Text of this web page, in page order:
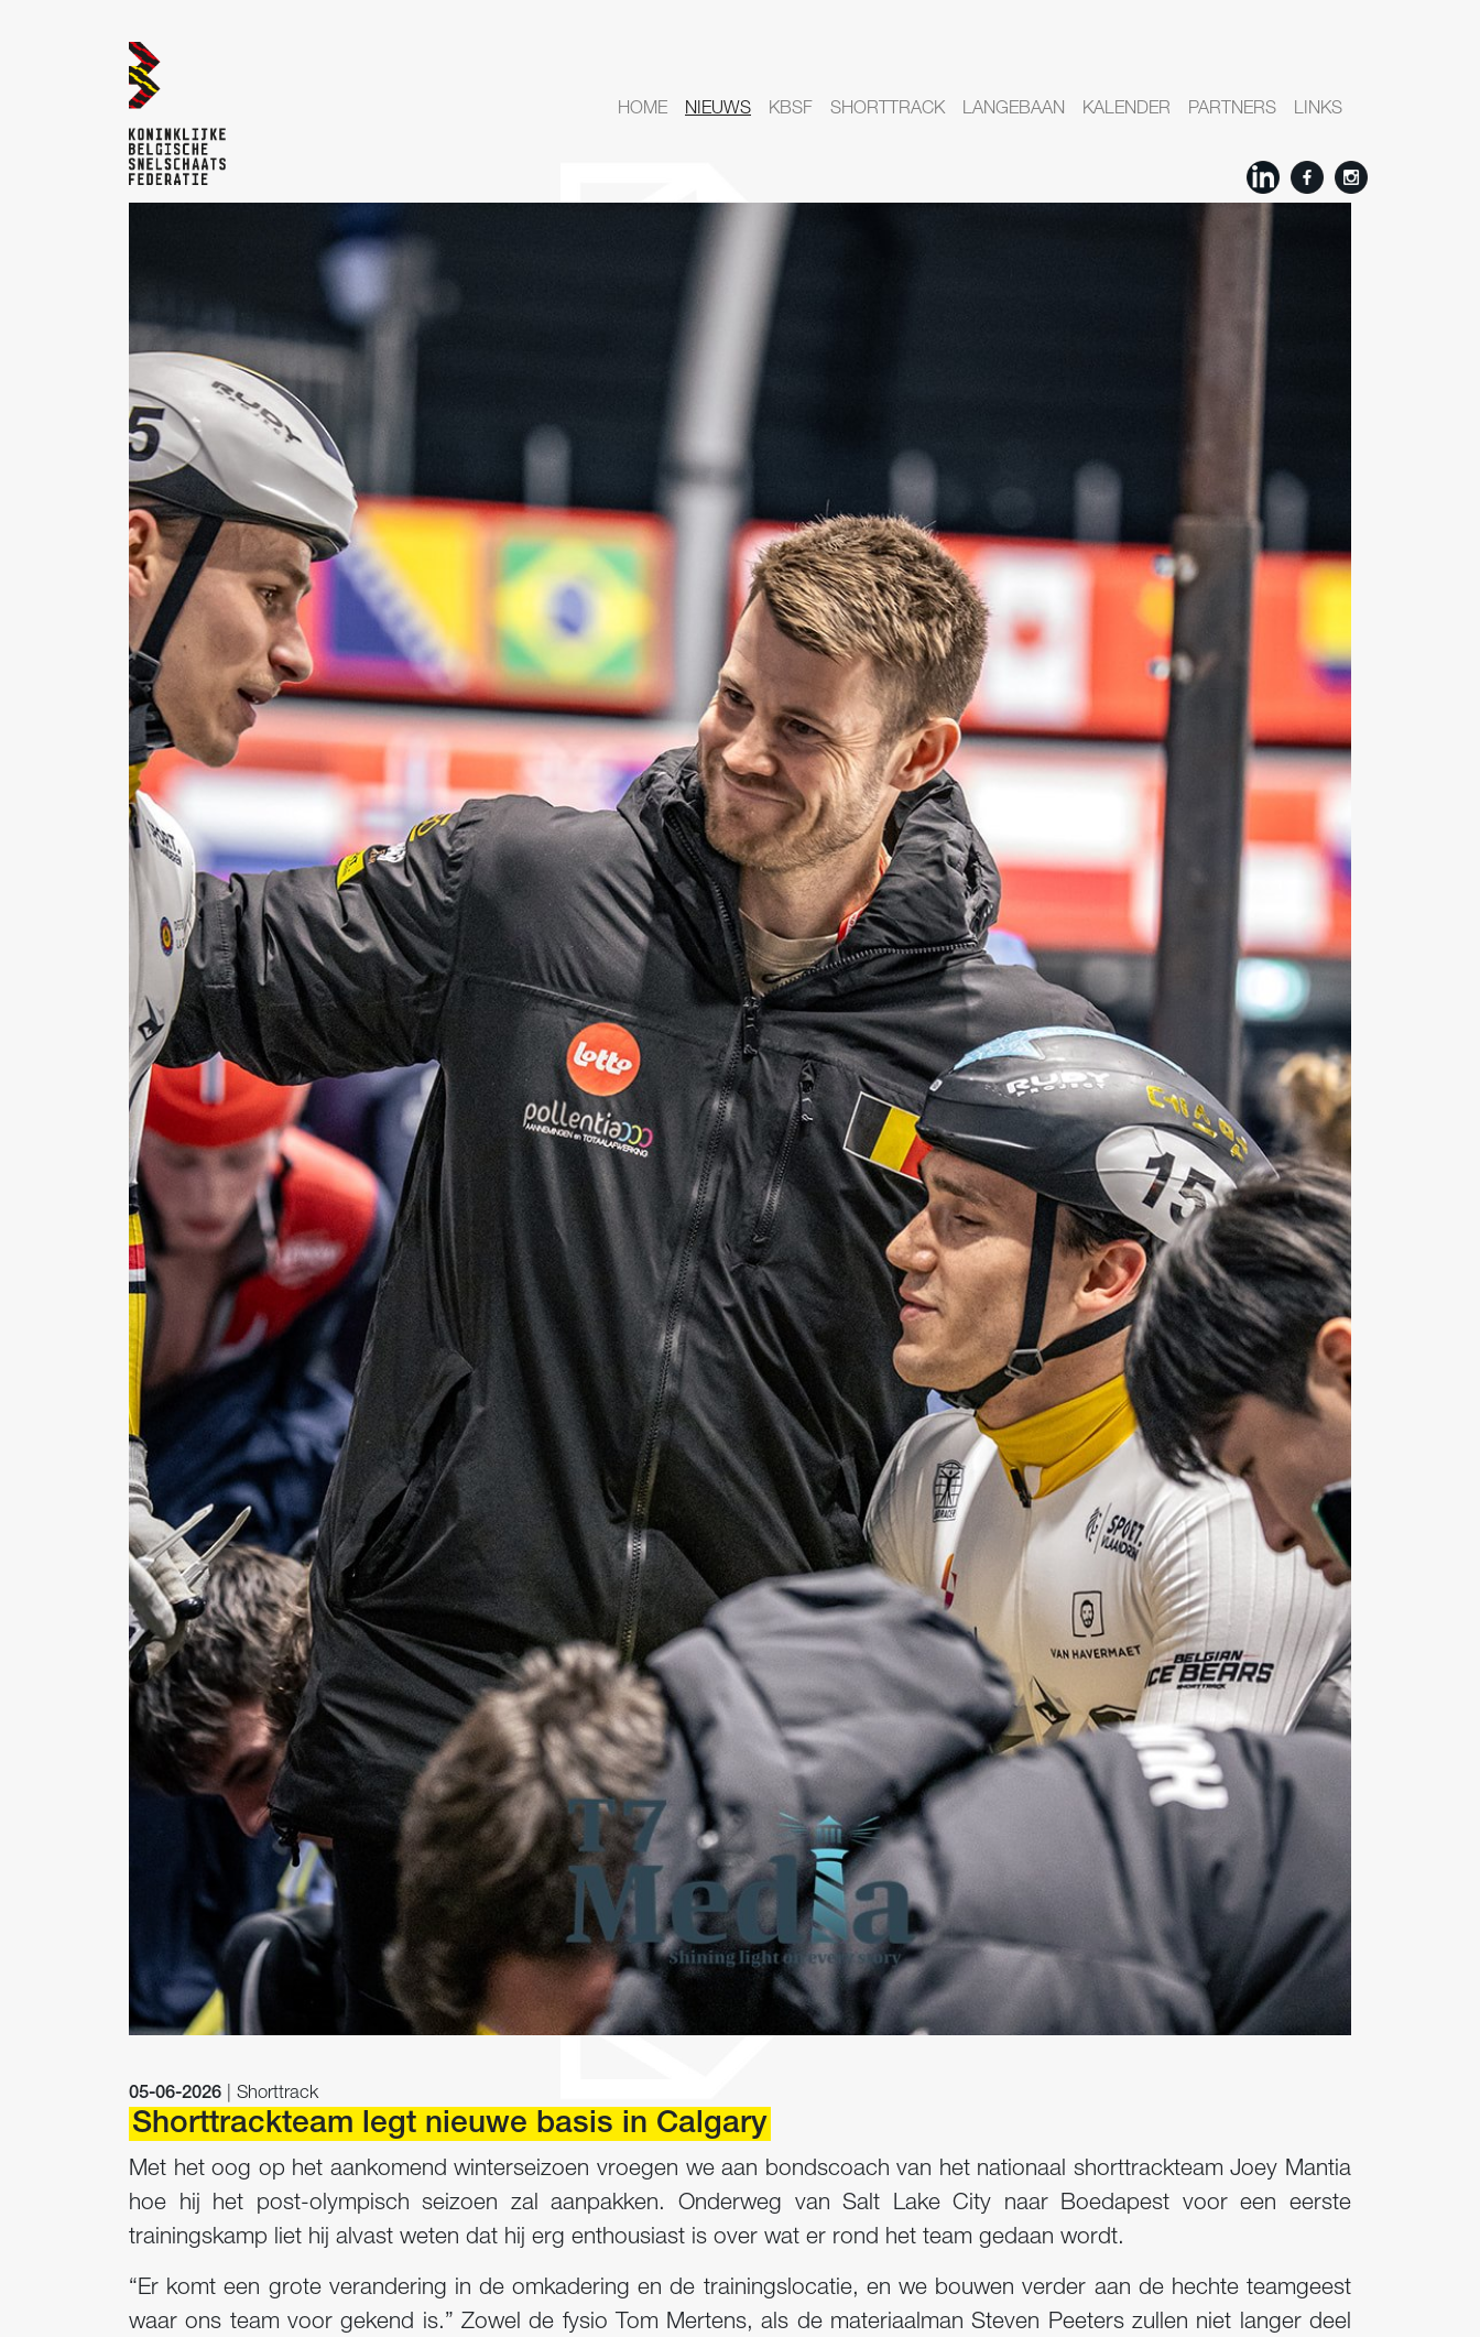
HOME NIEUWS KBSF SHORTTRACK LANGEBAAN KALENDER PARTNERS LINKS
05-06-2026 | Shorttrack
Shorttrackteam legt nieuwe basis in Calgary
Met het oog op het aankomend winterseizoen vroegen we aan bondscoach van het nationaal shorttrackteam Joey Mantia
hoe hij het post-olympisch seizoen zal aanpakken. Onderweg van Salt Lake City naar Boedapest voor een eerste
trainingskamp liet hij alvast weten dat hij erg enthousiast is over wat er rond het team gedaan wordt.
“Er komt een grote verandering in de omkadering en de trainingslocatie, en we bouwen verder aan de hechte teamgeest
waar ons team voor gekend is.” Zowel de fysio Tom Mertens, als de materiaalman Steven Peeters zullen niet langer deel